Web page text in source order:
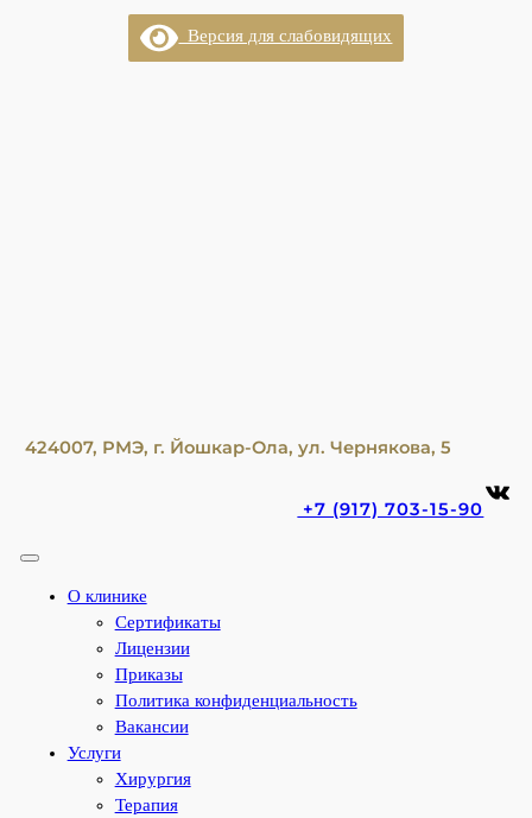
Версия для слабовидящих
424007, РМЭ, г. Йошкар-Ола, ул. Чернякова, 5
+7 (917) 703-15-90
ВКонтакте
О клинике
Сертификаты
Лицензии
Приказы
Политика конфиденциальность
Вакансии
Услуги
Хирургия
Терапия